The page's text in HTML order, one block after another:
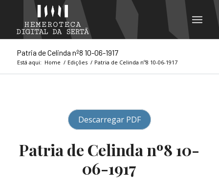
Patria de Celinda nº8 10-06-1917
Está aqui: Home / Edições / Patria de Celinda nº8 10-06-1917
Descarregar PDF
Patria de Celinda nº8 10-
06-1917